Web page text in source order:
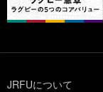
JRFUについて